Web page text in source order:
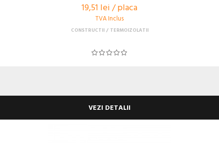
19,51 lei / placa
TVA Inclus
CONSTRUCTII TERMOIZOLATII
VEZI DETALII